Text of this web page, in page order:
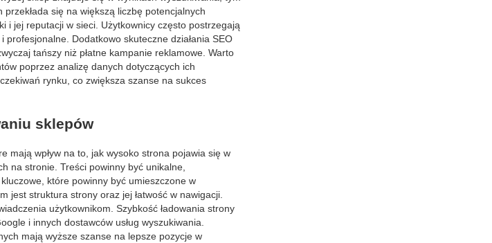
się na większą liczbę potencjalnych
i jej reputacji w sieci. Użytkownicy często postrzegają
Dodatkowo skuteczne działania SEO
tańszy niż płatne kampanie reklamowe. Warto
poprzez analizę danych dotyczących ich
rynku, co zwiększa szanse na sukces
sklepów
mają wpływ na to, jak wysoko strona pojawia się w
na stronie. Treści powinny być unikalne,
które powinny być umieszczone w
jest struktura strony oraz jej łatwość w nawigacji.
użytkownikom. Szybkość ładowania strony
i innych dostawców usług wyszukiwania.
mają wyższe szanse na lepsze pozycje w